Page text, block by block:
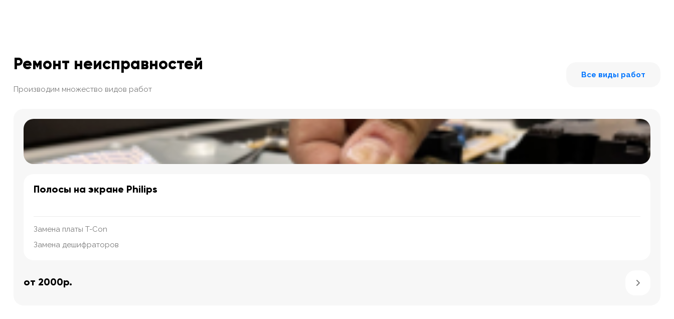
Ремонт неисправностей
Производим множество видов работ
Все виды работ
Полосы на экране Philips
Замена платы T-Con
Замена дешифраторов
от 2000р.